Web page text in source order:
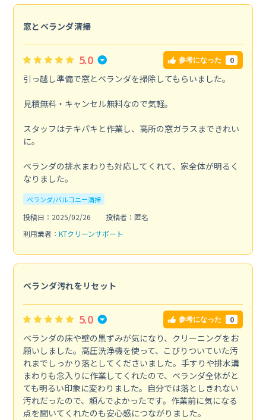
窓とベランダ清掃
5.0 参考になった 0
引っ越し準備で窓とベランダを掃除してもらいました。
見積無料・キャンセル無料なので気軽。
スタッフはテキパキと作業し、高所の窓ガラスまできれい
に。
ベランダの排水まわりも対応してくれて、家全体が明るく
なりました。
ベランダ/バルコニー清掃
投稿日：2025/02/26
投稿者：匿名
利用業者： KTクリーンサポート
ベランダ汚れをリセット
5.0 参考になった 0
ベランダの床や壁の黒ずみが気になり、クリーニングをお
願いしました。高圧洗浄機を使って、こびりついていた汚
れまでしっかり落としてくださいました。手すりや排水溝
まわりも念入りに作業してくれたので、ベランダ全体がと
ても明るい印象に変わりました。自分では落としきれない
汚れだったので、頼んでよかったです。作業前に気になる
点を聞いてくれたのも安心感につながりました。